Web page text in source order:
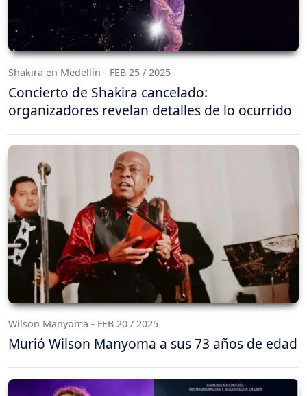
Shakira en Medellín - FEB 25 / 2025
Concierto de Shakira cancelado:
organizadores revelan detalles de lo ocurrido
Wilson Manyoma - FEB 20 / 2025
Murió Wilson Manyoma a sus 73 años de edad